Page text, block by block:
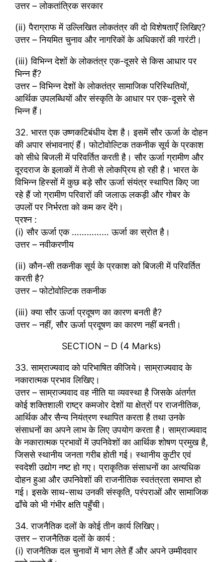
उत्तर – लोकतांत्रिक सरकार
(ii) पैराग्राफ में उल्लिखित लोकतंत्र की दो विशेषताएँ लिखिए?
उत्तर – नियमित चुनाव और नागरिकों के अधिकारों की गारंटी।
(iii) विभिन्न देशों के लोकतंत्र एक-दूसरे से किस आधार पर
भिन्न हैं?
उत्तर – विभिन्न देशों के लोकतंत्र सामाजिक परिस्थितियों,
आर्थिक उपलब्धियों और संस्कृति के आधार पर एक-दूसरे से
भिन्न हैं।
32. भारत एक उष्णकटिबंधीय देश है। इसमें सौर ऊर्जा के दोहन
की अपार संभावनाएं हैं। फोटोवोल्टिक तकनीक सूर्य के प्रकाश
को सीधे बिजली में परिवर्तित करती है। सौर ऊर्जा ग्रामीण और
दूरदराज के इलाकों में तेजी से लोकप्रिय हो रही है। भारत के
विभिन्न हिस्सों में कुछ बड़े सौर ऊर्जा संयंत्र स्थापित किए जा
रहे हैं जो ग्रामीण परिवारों की जलाऊ लकड़ी और गोबर के
उपलों पर निर्भरता को कम कर देंगे।
प्रश्न :
(i) सौर ऊर्जा एक …………… ऊर्जा का स्रोत है।
उत्तर – नवीकरणीय
(ii) कौन-सी तकनीक सूर्य के प्रकाश को बिजली में परिवर्तित
करती है?
उत्तर – फोटोवोल्टिक तकनीक
(iii) क्या सौर ऊर्जा प्रदूषण का कारण बनती है?
उत्तर – नहीं, सौर ऊर्जा प्रदूषण का कारण नहीं बनती।
SECTION – D (4 Marks)
33. साम्राज्यवाद को परिभाषित कीजिये। साम्राज्यवाद के
नकारात्मक प्रभाव लिखिए।
उत्तर – साम्राज्यवाद वह नीति या व्यवस्था है जिसके अंतर्गत
कोई शक्तिशाली राष्ट्र कमजोर देशों या क्षेत्रों पर राजनीतिक,
आर्थिक और सैन्य नियंत्रण स्थापित करता है तथा उनके
संसाधनों का अपने लाभ के लिए उपयोग करता है। साम्राज्यवाद
के नकारात्मक प्रभावों में उपनिवेशों का आर्थिक शोषण प्रमुख है,
जिससे स्थानीय जनता गरीब होती गई। स्थानीय कुटीर एवं
स्वदेशी उद्योग नष्ट हो गए। प्राकृतिक संसाधनों का अत्यधिक
दोहन हुआ और उपनिवेशों की राजनीतिक स्वतंत्रता समाप्त हो
गई। इसके साथ-साथ उनकी संस्कृति, परंपराओं और सामाजिक
ढाँचे को भी गंभीर क्षति पहुँची।
34. राजनैतिक दलों के कोई तीन कार्य लिखिए।
उत्तर – राजनैतिक दलों के कार्य :
(i) राजनैतिक दल चुनावों में भाग लेते हैं और अपने उम्मीदवार